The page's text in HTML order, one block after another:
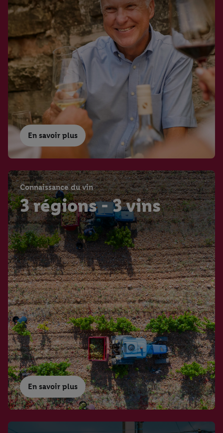
En savoir plus
Connaissance du vin
3 régions - 3 vins
En savoir plus